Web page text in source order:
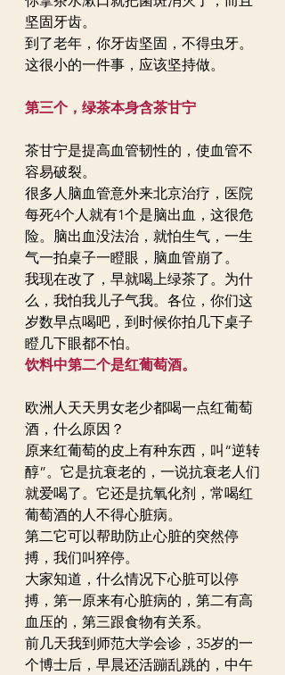
坚固牙齿。
到了老年，你牙齿坚固，不得虫牙。
这很小的一件事，应该坚持做。
第三个，绿茶本身含茶甘宁
茶甘宁是提高血管韧性的，使血管不
容易破裂。
很多人脑血管意外来北京治疗，医院
每死4个人就有1个是脑出血，这很危
险。脑出血没法治，就怕生气，一生
气一拍桌子一瞪眼，脑血管崩了。
我现在改了，早就喝上绿茶了。为什
么，我怕我儿子气我。各位，你们这
岁数早点喝吧，到时候你拍几下桌子
瞪几下眼都不怕。
饮料中第二个是红葡萄酒。
欧洲人天天男女老少都喝一点红葡萄
酒，什么原因？
原来红葡萄的皮上有种东西，叫“逆转
醇”。它是抗衰老的，一说抗衰老人们
就爱喝了。它还是抗氧化剂，常喝红
葡萄酒的人不得心脏病。
第二它可以帮助防止心脏的突然停
搏，我们叫猝停。
大家知道，什么情况下心脏可以停
搏，第一原来有心脏病的，第二有高
血压的，第三跟食物有关系。
前几天我到师范大学会诊，35岁的一
个博士后，早晨还活蹦乱跳的，中午